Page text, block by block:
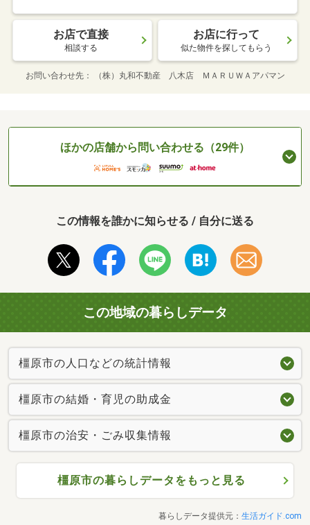
お店で直接
相談する
お店に行って
似た物件を探してもらう
お問い合わせ先 （株）丸和不動産 八木店 ＭＡＲＵＷＡアパマン
ほかの店舗から問い合わせる（29件）
この情報を誰かに知らせる / 自分に送る
この地域の暮らしデータ
橿原市の人口などの統計情報
橿原市の結婚・育児の助成金
橿原市の治安・ごみ収集情報
橿原市の暮らしデータをもっと見る
暮らしデータ提供元： 生活ガイド.com